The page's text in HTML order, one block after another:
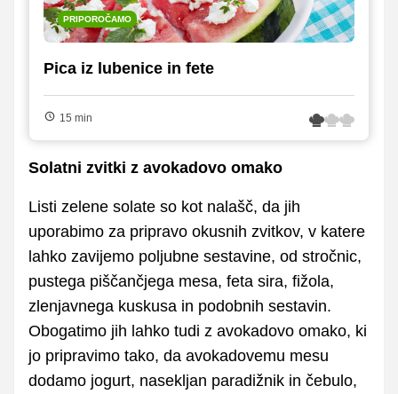
PRIPOROČAMO
Pica iz lubenice in fete
15 min
Solatni zvitki z avokadovo omako
Listi zelene solate so kot nalašč, da jih
uporabimo za pripravo okusnih zvitkov, v katere
lahko zavijemo poljubne sestavine, od stročnic,
pustega piščančjega mesa, feta sira, fižola,
zlenjavnega kuskusa in podobnih sestavin.
Obogatimo jih lahko tudi z avokadovo omako, ki
jo pripravimo tako, da avokadovemu mesu
dodamo jogurt, nasekljan paradižnik in čebulo,